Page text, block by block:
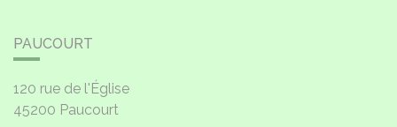
PAUCOURT
120 rue de l'Église
45200 Paucourt